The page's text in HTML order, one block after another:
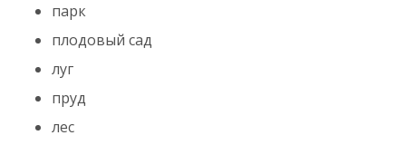
парк
плодовый сад
луг
пруд
лес